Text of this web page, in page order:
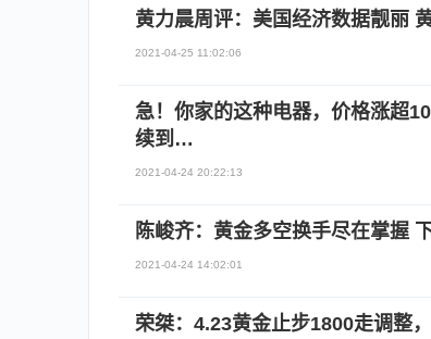
黄力晨周评：美国经济数据靓丽
2021-04-25 11:02:06
急！你家的这种电器，价格涨超
续到…
2021-04-24 20:22:13
陈峻齐：黄金多空换手尽在掌握
2021-04-24 14:02:01
荣桀：4.23黄金止步1800走调整